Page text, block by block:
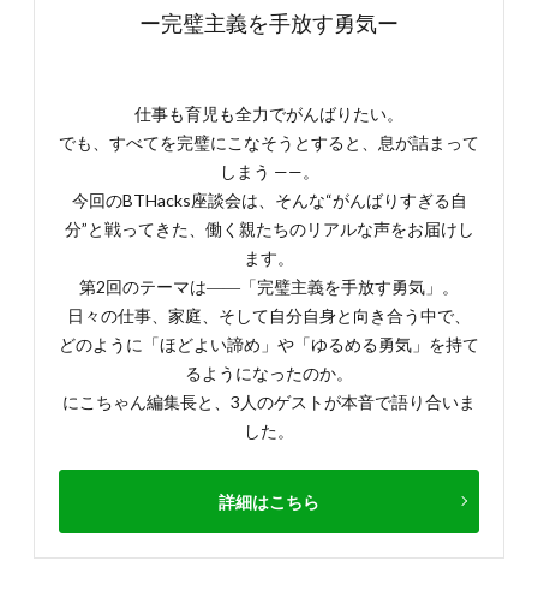
ー完璧主義を手放す勇気ー
仕事も育児も全力でがんばりたい。
でも、すべてを完璧にこなそうとすると、息が詰まって
しまう ——。
今回のBTHacks座談会は、そんな“がんばりすぎる自
分”と戦ってきた、働く親たちのリアルな声をお届けし
ます。
第2回のテーマは――「完璧主義を手放す勇気」。
日々の仕事、家庭、そして自分自身と向き合う中で、
どのように「ほどよい諦め」や「ゆるめる勇気」を持て
るようになったのか。
にこちゃん編集長と、3人のゲストが本音で語り合いま
した。
詳細はこちら